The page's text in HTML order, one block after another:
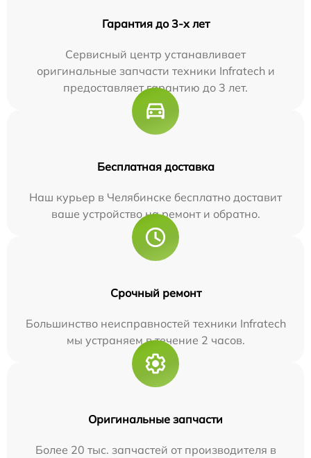
Гарантия до 3-х лет
Сервисный центр устанавливает
оригинальные запчасти техники Infratech и
предоставляет гарантию до 3 лет.
Бесплатная доставка
Наш курьер в Челябинске бесплатно доставит
ваше устройство на ремонт и обратно.
Срочный ремонт
Большинство неисправностей техники Infratech
мы устраняем в течение 2 часов.
Оригинальные запчасти
Более 20 тыс. запчастей от производителя в